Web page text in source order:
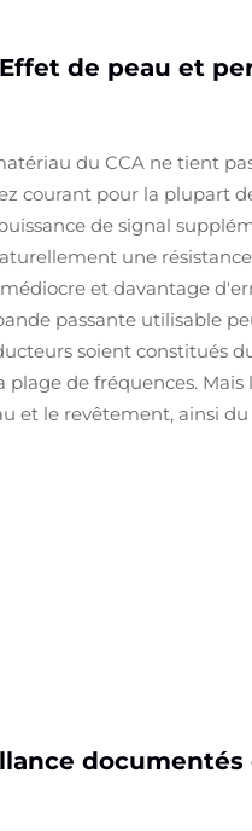
de peau et
du CCA ne tient
courant pour la plupart
de signal
une
et davantage
passante utilisable
soient constitués
de fréquences.
et le revêtement, ainsi